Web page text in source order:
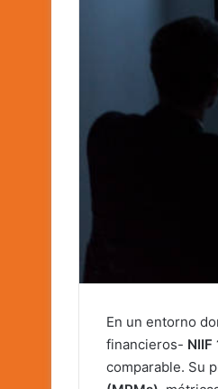
En un entorno
financieros- NIIF
comparable. Su